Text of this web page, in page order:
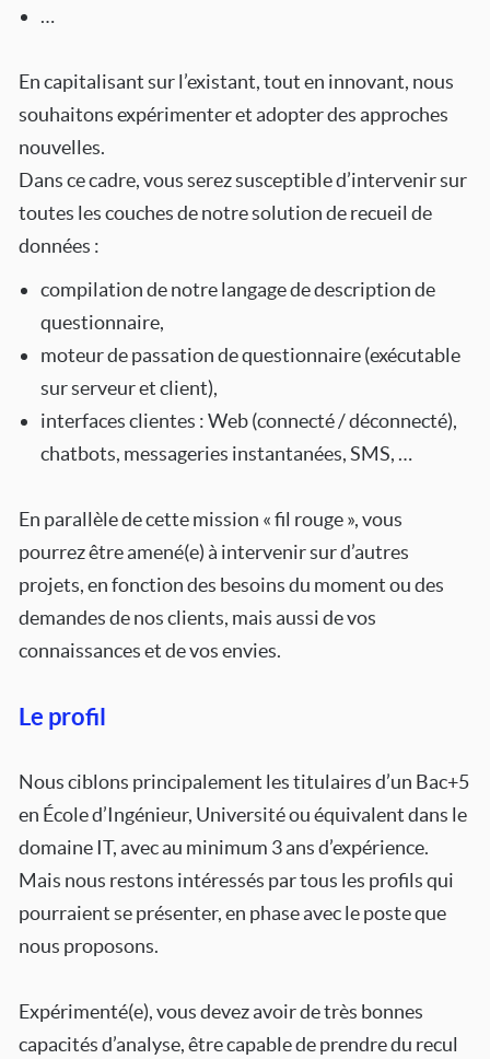
…
En capitalisant sur l’existant, tout en innovant, nous
souhaitons expérimenter et adopter des approches
nouvelles.
Dans ce cadre, vous serez susceptible d’intervenir sur
toutes les couches de notre solution de recueil de
données :
compilation de notre langage de description de
questionnaire,
moteur de passation de questionnaire (exécutable
sur serveur et client),
interfaces clientes : Web (connecté / déconnecté),
chatbots, messageries instantanées, SMS, …
En parallèle de cette mission « fil rouge », vous
pourrez être amené(e) à intervenir sur d’autres
projets, en fonction des besoins du moment ou des
demandes de nos clients, mais aussi de vos
connaissances et de vos envies.
Le profil
Nous ciblons principalement les titulaires d’un Bac+5
en École d’Ingénieur, Université ou équivalent dans le
domaine IT, avec au minimum 3 ans d’expérience.
Mais nous restons intéressés par tous les profils qui
pourraient se présenter, en phase avec le poste que
nous proposons.
Expérimenté(e), vous devez avoir de très bonnes
capacités d’analyse, être capable de prendre du recul